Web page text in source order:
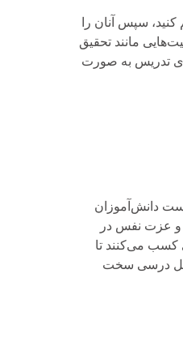
دانش‌آموزان را به گروه‌های 3 تا 5 نفره تقسیم کنید، سپس آنان را
مانند تحقیق
تدریس به صورت
دانش‌آموزان
و عزت نفس در
کسب می‌کنند تا
درسی سخت